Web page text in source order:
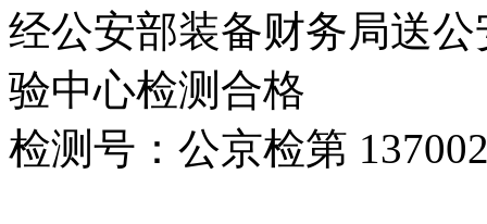
经公安部装备财务局送
验中心检测合格
检测号：公京检第